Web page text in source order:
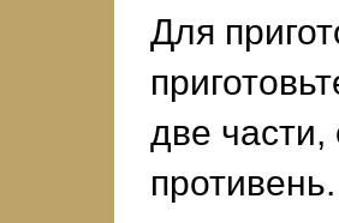
Для
две
противень.